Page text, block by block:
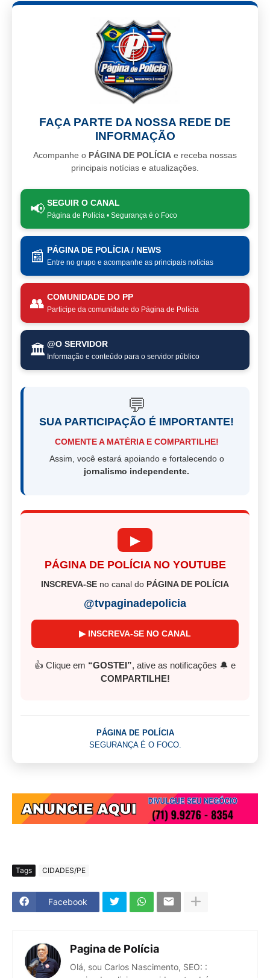
FAÇA PARTE DA NOSSA REDE DE
INFORMAÇÃO
Acompanhe o PÁGINA DE POLÍCIA e receba nossas
principais notícias e atualizações.
📢 SEGUIR O CANAL
Página de Polícia • Segurança é o Foco
📰 PÁGINA DE POLÍCIA / NEWS
Entre no grupo e acompanhe as principais notícias
👥 COMUNIDADE DO PP
Participe da comunidade do Página de Polícia
🏛️ @O SERVIDOR
Informação e conteúdo para o servidor público
💬
SUA PARTICIPAÇÃO É IMPORTANTE!
COMENTE A MATÉRIA E COMPARTILHE!
Assim, você estará apoiando e fortalecendo o
jornalismo independente.
▶
PÁGINA DE POLÍCIA NO YOUTUBE
INSCREVA-SE no canal do PÁGINA DE POLÍCIA
@tvpaginadepolicia
▶ INSCREVA-SE NO CANAL
👍 Clique em “GOSTEI”, ative as notificações 🔔 e
COMPARTILHE!
PÁGINA DE POLÍCIA
SEGURANÇA É O FOCO.
Tags CIDADES/PE
Facebook
Pagina de Polícia
Olá, sou Carlos Nascimento, SEO: :